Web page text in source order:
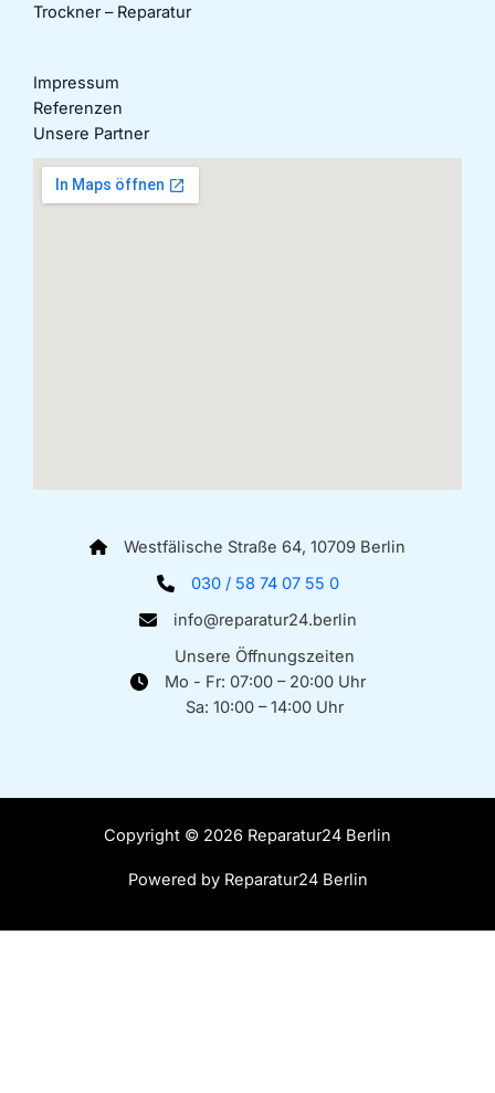
Trockner – Reparatur
Impressum
Referenzen
Unsere Partner
Westfälische Straße 64, 10709 Berlin
030 / 58 74 07 55 0
info@reparatur24.berlin
Unsere Öffnungszeiten
Mo - Fr: 07:00 – 20:00 Uhr
Sa: 10:00 – 14:00 Uhr
Copyright © 2026 Reparatur24 Berlin
Powered by Reparatur24 Berlin